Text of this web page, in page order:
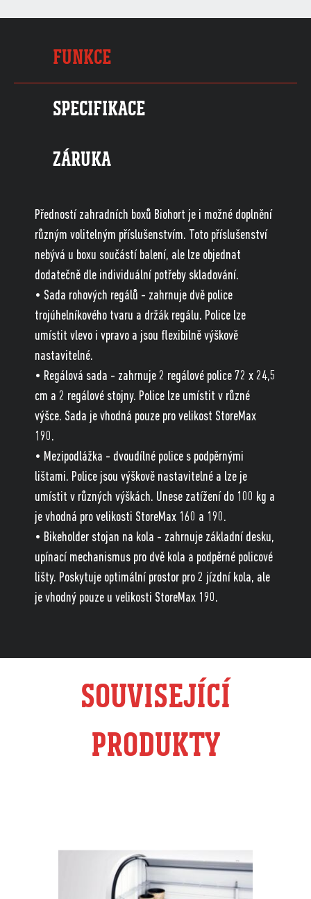
FUNKCE
SPECIFIKACE
ZÁRUKA
Předností zahradních boxů Biohort je i možné doplnění
různým volitelným příslušenstvím. Toto příslušenství
nebývá u boxu součástí balení, ale lze objednat
dodatečně dle individuální potřeby skladování.
• Sada rohových regálů - zahrnuje dvě police
trojúhelníkového tvaru a držák regálu. Police lze
umístit vlevo i vpravo a jsou flexibilně výškově
nastavitelné.
• Regálová sada - zahrnuje 2 regálové police 72 x 24,5
cm a 2 regálové stojny. Police lze umístit v různé
výšce. Sada je vhodná pouze pro velikost StoreMax
190.
• Mezipodlážka - dvoudílné police s podpěrnými
lištami. Police jsou výškově nastavitelné a lze je
umístit v různých výškách. Unese zatížení do 100 kg a
je vhodná pro velikosti StoreMax 160 a 190.
• Bikeholder stojan na kola - zahrnuje základní desku,
upínací mechanismus pro dvě kola a podpěrné policové
lišty. Poskytuje optimální prostor pro 2 jízdní kola, ale
je vhodný pouze u velikosti StoreMax 190.
SOUVISEJÍCÍ
PRODUKTY